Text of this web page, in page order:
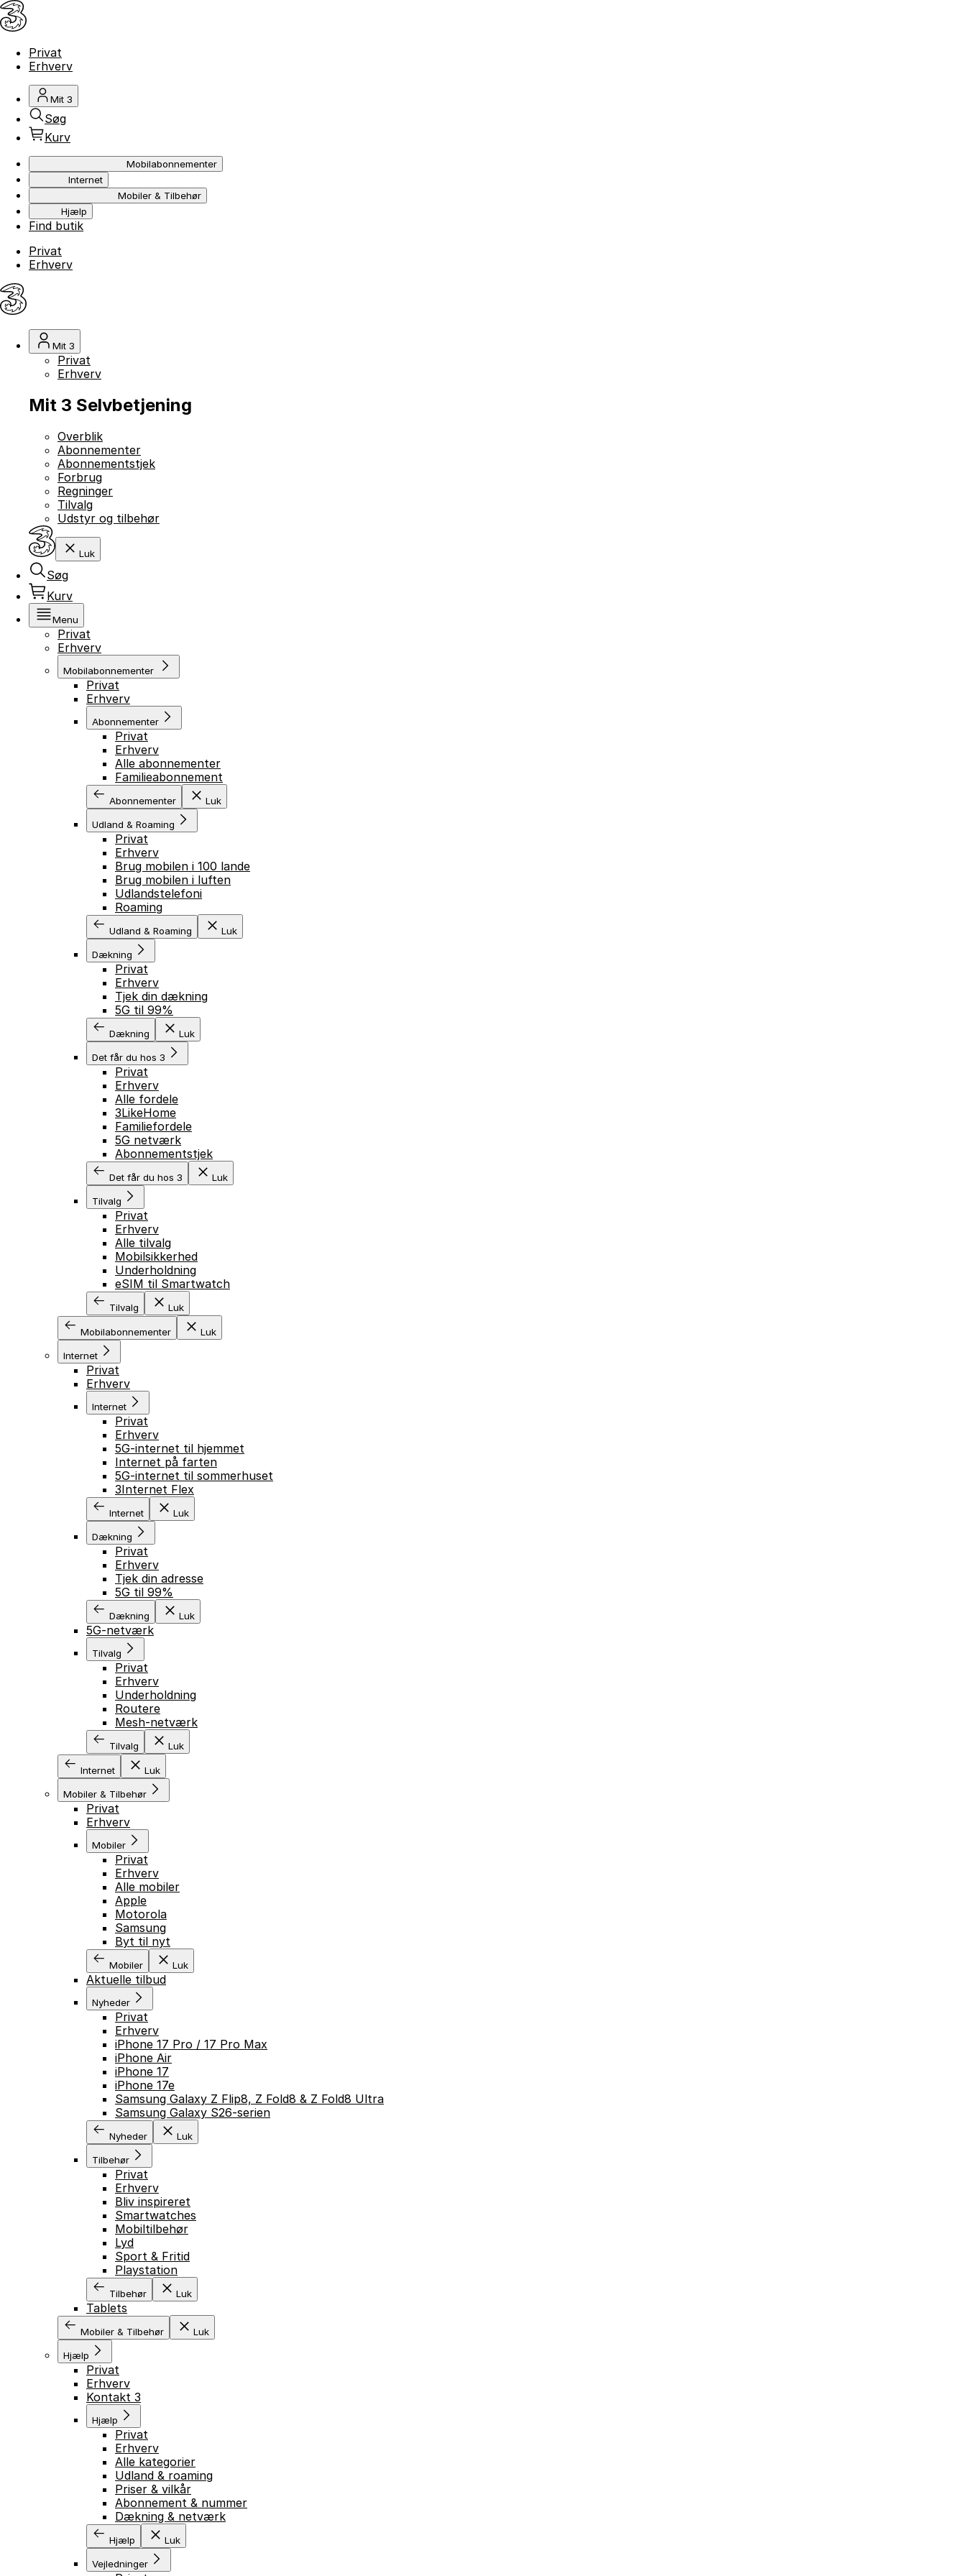
Privat
Erhverv
Mit 3
Søg
Kurv
Mobilabonnementer
Internet
Mobiler & Tilbehør
Hjælp
Find butik
Privat
Erhverv
Mit 3
Privat
Erhverv
Mit 3 Selvbetjening
Overblik
Abonnementer
Abonnementstjek
Forbrug
Regninger
Tilvalg
Udstyr og tilbehør
Luk
Søg
Kurv
Menu
Privat
Erhverv
Mobilabonnementer
Privat
Erhverv
Abonnementer
Privat
Erhverv
Alle abonnementer
Familieabonnement
Abonnementer Luk
Udland & Roaming
Privat
Erhverv
Brug mobilen i 100 lande
Brug mobilen i luften
Udlandstelefoni
Roaming
Udland & Roaming Luk
Dækning
Privat
Erhverv
Tjek din dækning
5G til 99%
Dækning Luk
Det får du hos 3
Privat
Erhverv
Alle fordele
3LikeHome
Familiefordele
5G netværk
Abonnementstjek
Det får du hos 3 Luk
Tilvalg
Privat
Erhverv
Alle tilvalg
Mobilsikkerhed
Underholdning
eSIM til Smartwatch
Tilvalg Luk
Mobilabonnementer Luk
Internet
Privat
Erhverv
Internet
Privat
Erhverv
5G-internet til hjemmet
Internet på farten
5G-internet til sommerhuset
3Internet Flex
Internet Luk
Dækning
Privat
Erhverv
Tjek din adresse
5G til 99%
Dækning Luk
5G-netværk
Tilvalg
Privat
Erhverv
Underholdning
Routere
Mesh-netværk
Tilvalg Luk
Internet Luk
Mobiler & Tilbehør
Privat
Erhverv
Mobiler
Privat
Erhverv
Alle mobiler
Apple
Motorola
Samsung
Byt til nyt
Mobiler Luk
Aktuelle tilbud
Nyheder
Privat
Erhverv
iPhone 17 Pro / 17 Pro Max
iPhone Air
iPhone 17
iPhone 17e
Samsung Galaxy Z Flip8, Z Fold8 & Z Fold8 Ultra
Samsung Galaxy S26-serien
Nyheder Luk
Tilbehør
Privat
Erhverv
Bliv inspireret
Smartwatches
Mobiltilbehør
Lyd
Sport & Fritid
Playstation
Tilbehør Luk
Tablets
Mobiler & Tilbehør Luk
Hjælp
Privat
Erhverv
Kontakt 3
Hjælp
Privat
Erhverv
Alle kategorier
Udland & roaming
Priser & vilkår
Abonnement & nummer
Dækning & netværk
Hjælp Luk
Vejledninger